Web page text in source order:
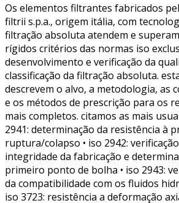
Os elementos filtrantes fabricados
filtrii s.p.a., origem itália, com
filtração absoluta atendem e
rígidos critérios das normas iso
desenvolvimento e verificação da
classificação da filtração absoluta.
descrevem o alvo, a metodologia, as
e os métodos de prescrição para os
mais completos. citamos as mais
2941: determinação da resistência à
ruptura/colapso • iso 2942:
integridade da fabricação e
primeiro ponto de bolha • iso 2943:
da compatibilidade com os fluidos
iso 3723: resistência a deformação